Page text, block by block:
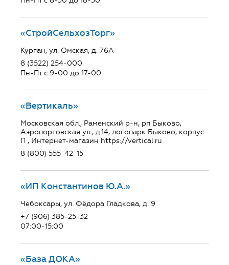
«СтройСельхозТорг»
Курган, ул. Омская, д. 76А
8 (3522) 254-000
Пн-Пт с 9-00 до 17-00
«Вертикаль»
Московская обл., Раменский р-н, рп Быково,
Аэропортовская ул., д.14, логопарк Быково, корпус
П , Интернет-магазин https://vertical.ru
8 (800) 555-42-15
«ИП Константинов Ю.А.»
Чебоксары, ул. Фёдора Гладкова, д. 9
+7 (906) 385-25-32
07:00-15:00
«База ДОКА»